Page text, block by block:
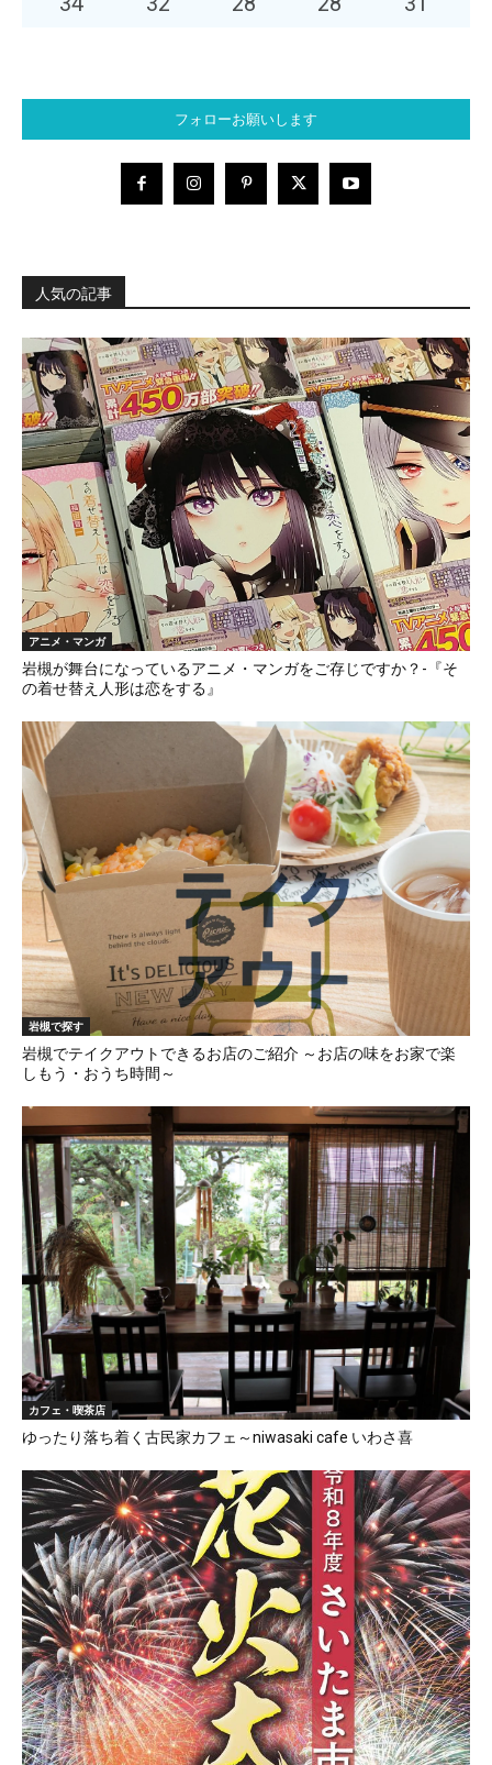
フォローお願いします
人気の記事
アニメ・マンガ
岩槻が舞台になっているアニメ・マンガをご存じですか？-『そ
の着せ替え人形は恋をする』
岩槻で探す
岩槻でテイクアウトできるお店のご紹介 ～お店の味をお家で楽
しもう・おうち時間～
カフェ・喫茶店
ゆったり落ち着く古民家カフェ～niwasaki cafe いわさ喜